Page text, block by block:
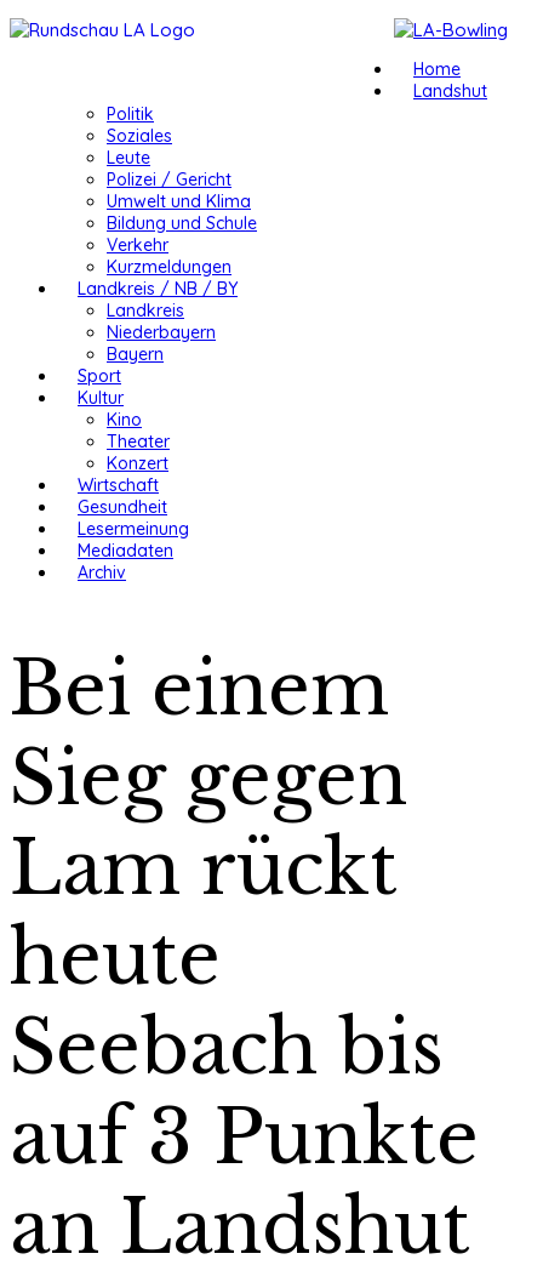
Home
Landshut
Politik
Soziales
Leute
Polizei / Gericht
Umwelt und Klima
Bildung und Schule
Verkehr
Kurzmeldungen
Landkreis / NB / BY
Landkreis
Niederbayern
Bayern
Sport
Kultur
Kino
Theater
Konzert
Wirtschaft
Gesundheit
Lesermeinung
Mediadaten
Archiv
Bei einem
Sieg gegen
Lam rückt
heute
Seebach bis
auf 3 Punkte
an Landshut